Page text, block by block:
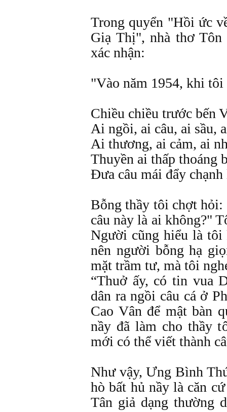
Trong quyển "Hồi ức
Giạ Thị", nhà thơ
xác nhận:
"Vào năm 1954, khi tôi
Chiều chiều trước bến
Ai ngồi, ai câu, ai sầu,
Ai thương, ai cảm, ai
Thuyền ai thấp thoáng
Đưa câu mái đẩy
Bỗng thầy tôi chợt
câu này là ai không?"
Người cũng hiểu là tôi
nên người bỗng hạ
mặt trầm tư, mà tôi
“Thuở ấy, có tin vua
dân ra ngồi câu cá ở
Cao Vân để mật bàn
nầy đã làm cho thầy
mới có thể viết thành
Như vậy, Ưng Bình
hò bất hủ nầy là căn
Tân giả dạng thường